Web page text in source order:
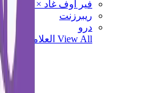
فير أوف غاد × إيسنشالز
ريبرزنت
درو
View All العلامات